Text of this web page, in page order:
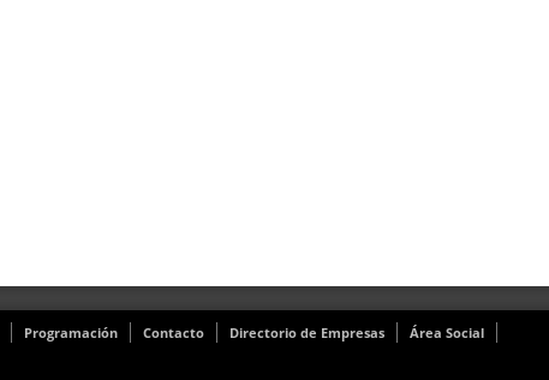
Programación Contacto Directorio de Empresas
Área Social